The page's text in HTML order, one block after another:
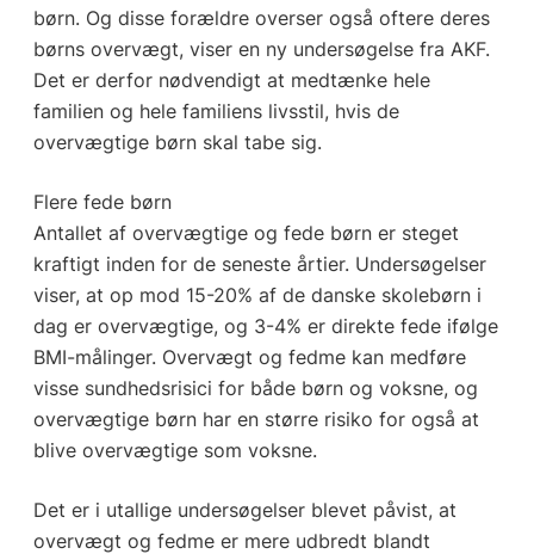
børn. Og disse forældre overser også oftere deres
børns overvægt, viser en ny undersøgelse fra AKF.
Det er derfor nødvendigt at medtænke hele
familien og hele familiens livsstil, hvis de
overvægtige børn skal tabe sig.
Flere fede børn
Antallet af overvægtige og fede børn er steget
kraftigt inden for de seneste årtier. Undersøgelser
viser, at op mod 15-20% af de danske skolebørn i
dag er overvægtige, og 3-4% er direkte fede ifølge
BMI-målinger. Overvægt og fedme kan medføre
visse sundhedsrisici for både børn og voksne, og
overvægtige børn har en større risiko for også at
blive overvægtige som voksne.
Det er i utallige undersøgelser blevet påvist, at
overvægt og fedme er mere udbredt blandt